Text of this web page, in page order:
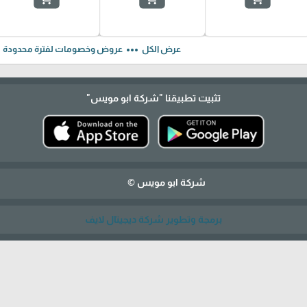
عرض الكل more_horiz عروض وخصومات لفترة محدودة
تثبيت تطبيقنا "شركة ابو مويس"
شركة ابو مويس ©
برمجة وتطوير شركة ديجيتال لايف